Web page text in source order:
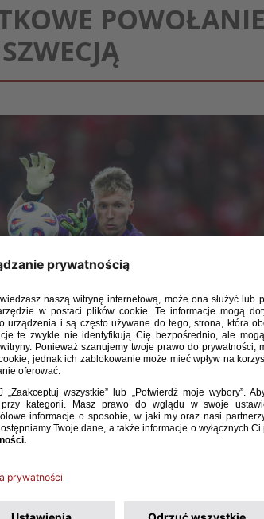
POWOŁANIE
do lat 21 Jerzy Brzęczek powołał bramkarza
przygotowującej się do meczu
godz. 18:00, Jönköping).
Abramowicza, który z powodu kontuzji w